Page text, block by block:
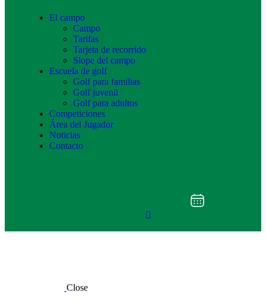
El campo
Campo
Tarifas
Tarjeta de recorrido
Slope del campo
Escuela de golf
Golf para familias
Golf juvenil
Golf para adultos
Competiciones
Área del Jugador
Noticias
Contacto
Close